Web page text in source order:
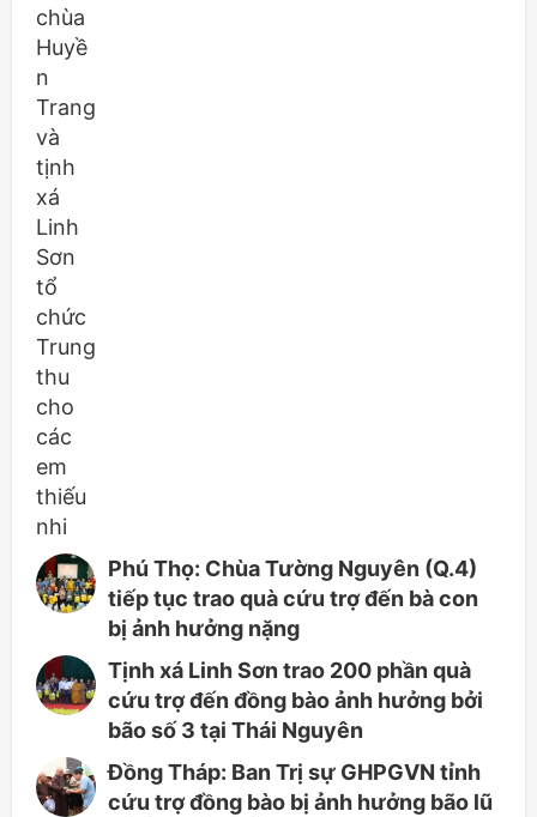
Phú Thọ: Chùa Tường Nguyên (Q.4)
tiếp tục trao quà cứu trợ đến bà con
bị ảnh hưởng nặng
Tịnh xá Linh Sơn trao 200 phần quà
cứu trợ đến đồng bào ảnh hưởng bởi
bão số 3 tại Thái Nguyên
Đồng Tháp: Ban Trị sự GHPGVN tỉnh
cứu trợ đồng bào bị ảnh hưởng bão lũ